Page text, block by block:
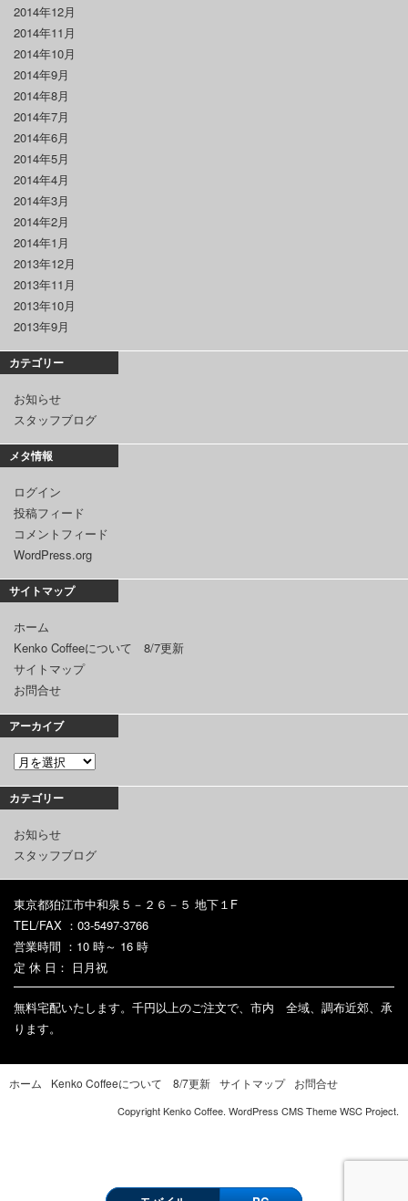
2014年12月
2014年11月
2014年10月
2014年9月
2014年8月
2014年7月
2014年6月
2014年5月
2014年4月
2014年3月
2014年2月
2014年1月
2013年12月
2013年11月
2013年10月
2013年9月
カテゴリー
お知らせ
スタッフブログ
メタ情報
ログイン
投稿フィード
コメントフィード
WordPress.org
サイトマップ
ホーム
Kenko Coffeeについて 8/7更新
サイトマップ
お問合せ
アーカイブ
カテゴリー
お知らせ
スタッフブログ
東京都狛江市中和泉５－２６－５ 地下１F
TEL/FAX ：03-5497-3766
営業時間 ：10 時～ 16 時
定 休 日： 日月祝
無料宅配いたします。千円以上のご注文で、市内 全域、調布近郊、承
ります。
ホーム Kenko Coffeeについて 8/7更新 サイトマップ お問合せ
Copyright Kenko Coffee. WordPress CMS ThemeWSC Project.